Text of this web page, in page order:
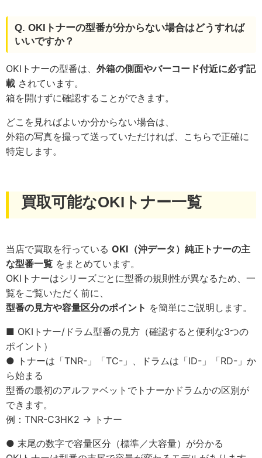
Q. OKIトナーの型番が分からない場合はどうすれば
いいですか？
OKIトナーの型番は、 外箱の側面やバーコード付近に必ず記
載 されています。
箱を開けずに確認することができます。
どこを見ればよいか分からない場合は、
外箱の写真を撮って送っていただければ、こちらで正確に
特定します。
買取可能なOKIトナー一覧
当店で買取を行っている OKI（沖データ）純正トナーの主
な型番一覧 をまとめています。
OKIトナーはシリーズごとに型番の規則性が異なるため、一
覧をご覧いただく前に、
型番の見方や容量区分のポイント を簡単にご説明します。
■ OKIトナー/ドラム型番の見方（確認すると便利な3つの
ポイント）
● トナーは「TNR-」「TC-」、ドラムは「ID-」「RD-」か
ら始まる
型番の最初のアルファベットでトナーかドラムかの区別が
できます。
例：TNR-C3HK2 → トナー
● 末尾の数字で容量区分（標準／大容量）が分かる